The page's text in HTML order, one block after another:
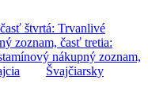
štvrtá: Trvanlivé
zoznam, časť tretia:
nákupný zoznam,
Švajčiarsky